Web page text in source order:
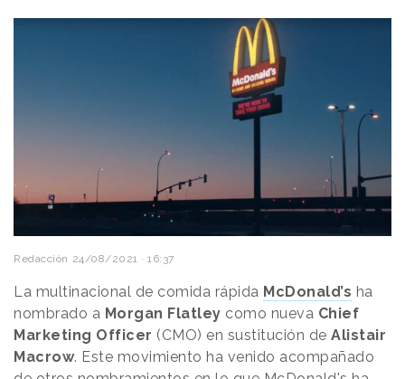
Redacción 24/08/2021 · 16:37
La multinacional de comida rápida McDonald’s ha
nombrado a Morgan Flatley como nueva Chief
Marketing Officer (CMO) en sustitución de Alistair
Macrow. Este movimiento ha venido acompañado